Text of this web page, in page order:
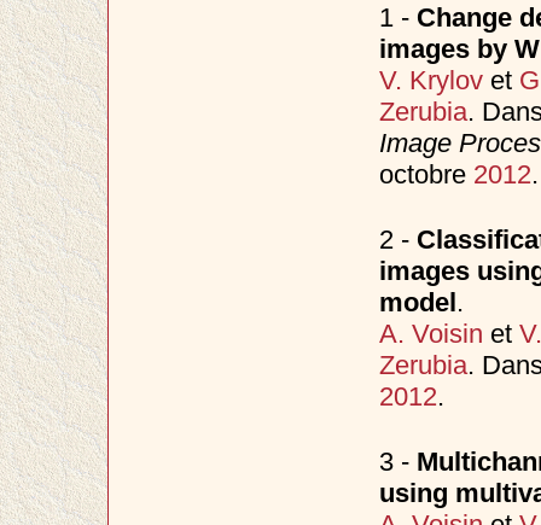
1 - Change
images by
V. Krylovet
Zerubia.
Image
octobre 2012.
2 -
images
model.
A. Voisin et
Zerubia.
2012.
3 -
using